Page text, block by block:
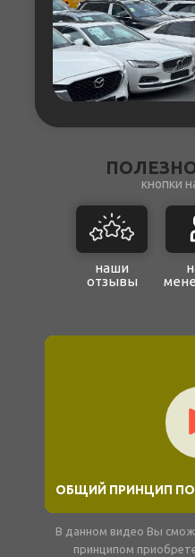
кнопки
В данном видео Вы
принципом
ОБЩИЙ ПРИНЦИП
наши
отзывы